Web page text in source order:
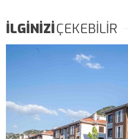
İLGİNİZİÇEKEBİLİR